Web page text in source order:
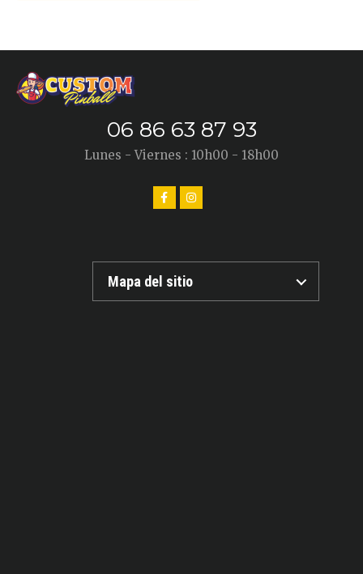
06 86 63 87 93
Lunes - Viernes : 10h00 - 18h00
Mapa del sitio